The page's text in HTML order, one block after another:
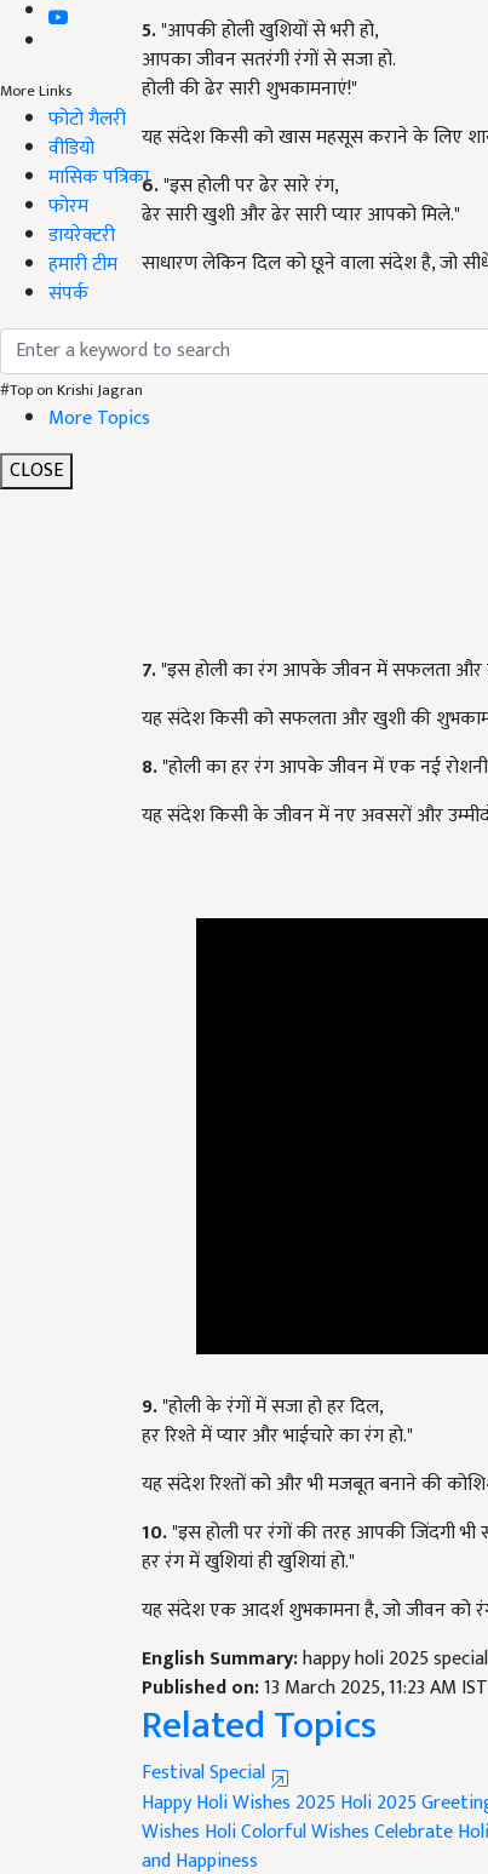
More Links
फोटो गैलरी
वीडियो
मासिक पत्रिका
फोरम
डायरेक्टरी
हमारी टीम
संपर्क
#Top on Krishi Jagran
More Topics
CLOSE
5."आपकी होली खुशियों से भरी हो,
आपका जीवन सतरंगी रंगों से सजा हो.
होली की ढेर सारी शुभकामनाएं!"
यह संदेश किसी को खास महसूस कराने के लिए
6."इस होली पर ढेर सारे रंग,
ढेर सारी खुशी और ढेर सारी प्यार आपको मिले."
साधारण लेकिन दिल को छूने वाला संदेश है, जो
7."इस होली का रंग आपके जीवन में सफलता
यह संदेश किसी को सफलता और खुशी की
8."होली का हर रंग आपके जीवन में एक नई
यह संदेश किसी के जीवन में नए अवसरों और
9."होली के रंगों में सजा हो हर दिल,
हर रिश्ते में प्यार और भाईचारे का रंग हो."
यह संदेश रिश्तों को और भी मजबूत बनाने की
10."इस होली पर रंगों की तरह आपकी जिंदगी भी
हर रंग में खुशियां ही खुशियां हो."
यह संदेश एक आदर्श शुभकामना है, जो जीवन को
English Summary:happy holi 2025
Published on:13 March 2025, 11:23 AM IST
Related Topics
Festival Special
Happy Holi Wishes 2025Holi 2025
Wishes Holi Colorful WishesCelebrate
and Happiness